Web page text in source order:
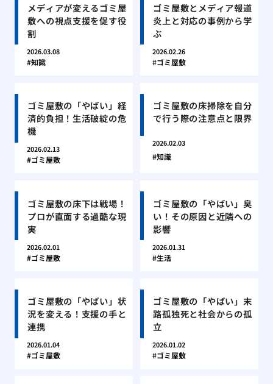
メディアが変えるゴミ屋
敷への視点支援を促す役
割
2026.03.08
知識
ゴミ屋敷とメディア報道
炎上と対応の事例から学
ぶ
2026.02.26
ゴミ屋敷
ゴミ屋敷の「やばい」経
済的負担！生活破綻の危
機
2026.02.13
ゴミ屋敷
ゴミ屋敷の床掃除を自分
で行う際の注意点と限界
2026.02.03
知識
ゴミ屋敷の床下は戦場！
プロが直面する過酷な現
実
2026.02.01
ゴミ屋敷
ゴミ屋敷の「やばい」臭
い！その原因と近隣への
影響
2026.01.31
生活
ゴミ屋敷の「やばい」状
況を変える！支援の手と
連携
2026.01.04
ゴミ屋敷
ゴミ屋敷の「やばい」末
路孤独死と社会からの孤
立
2026.01.02
ゴミ屋敷